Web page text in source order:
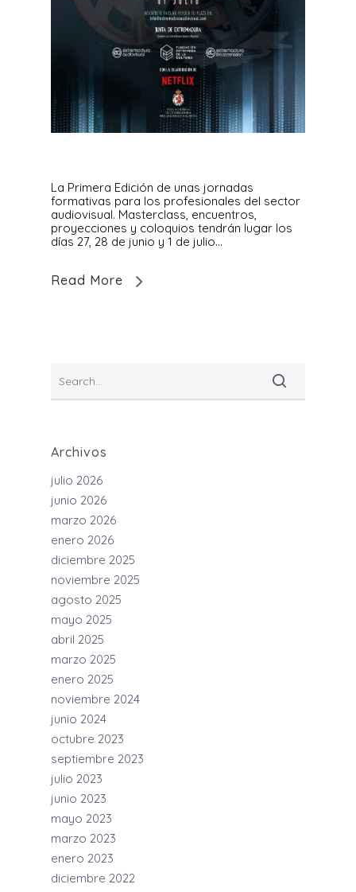
La Primera Edición de unas jornadas
formativas para los profesionales del sector
audiovisual. Masterclass, encuentros,
proyecciones y coloquios tendrán lugar los
días 27, 28 de junio y 1 de julio…
Read More
Archivos
julio 2026
junio 2026
marzo 2026
enero 2026
diciembre 2025
noviembre 2025
agosto 2025
mayo 2025
abril 2025
marzo 2025
enero 2025
noviembre 2024
junio 2024
octubre 2023
septiembre 2023
julio 2023
junio 2023
mayo 2023
marzo 2023
enero 2023
diciembre 2022